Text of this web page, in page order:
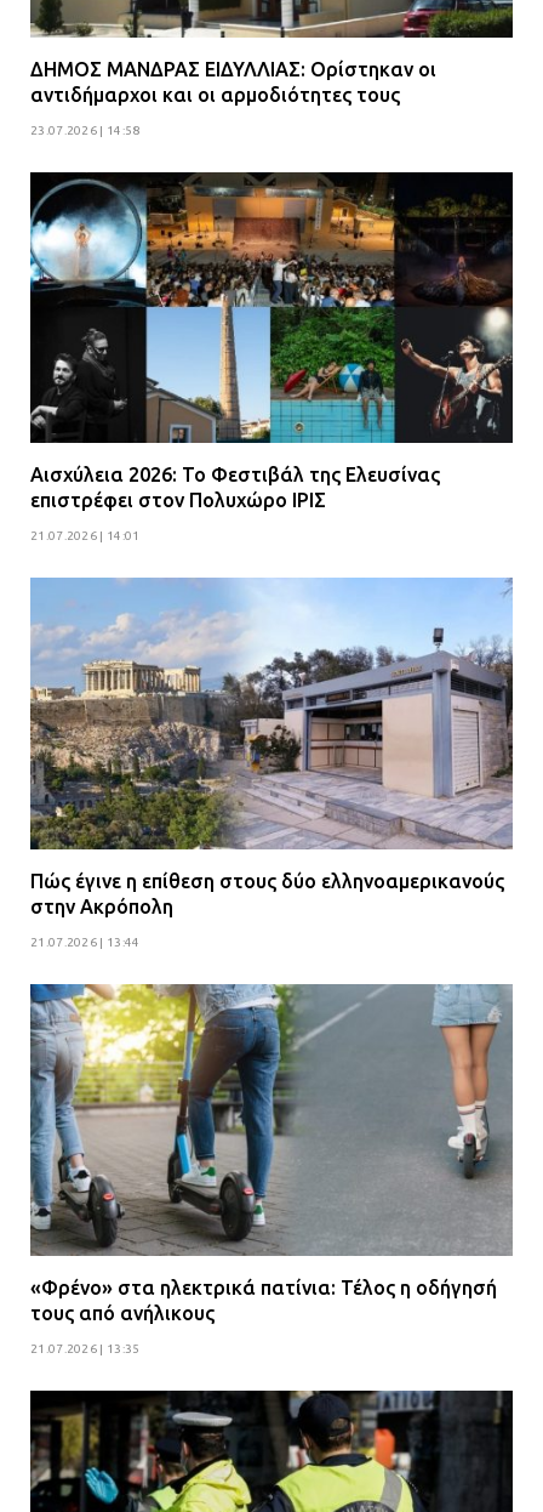
ΔΗΜΟΣ ΜΑΝΔΡΑΣ ΕΙΔΥΛΛΙΑΣ: Ορίστηκαν οι
αντιδήμαρχοι και οι αρμοδιότητες τους
23.07.2026 | 14:58
Αισχύλεια 2026: Το Φεστιβάλ της Ελευσίνας
επιστρέφει στον Πολυχώρο ΙΡΙΣ
21.07.2026 | 14:01
Πώς έγινε η επίθεση στους δύο ελληνοαμερικανούς
στην Ακρόπολη
21.07.2026 | 13:44
«Φρένο» στα ηλεκτρικά πατίνια: Τέλος η οδήγησή
τους από ανήλικους
21.07.2026 | 13:35